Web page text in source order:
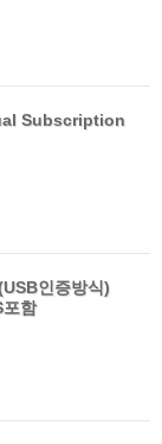
Subscription
인증방식)
함